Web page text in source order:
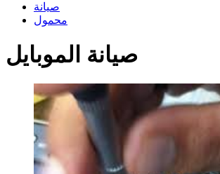
صيانة
محمول
صيانة الموبايل